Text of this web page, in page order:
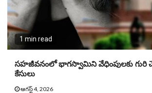
1 min read
సహజీవనంలో భాగస్వామిని వేధింపులకు గురి
కేసులు
ఆగస్ట్ 4, 2026